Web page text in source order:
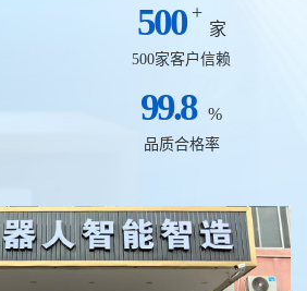
500 +
家
500家客户信赖
99.8 %
品质合格率